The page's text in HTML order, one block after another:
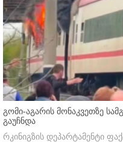
გომი-აგარის მონაკვეთზე
გაუჩნდა
რკინიგზის დეპარტამენტი